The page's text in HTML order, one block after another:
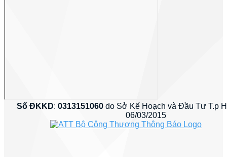
Số ĐKKD:0313151060 do Sở Kế Hoạch và Đầu Tư T.p
06/03/2015